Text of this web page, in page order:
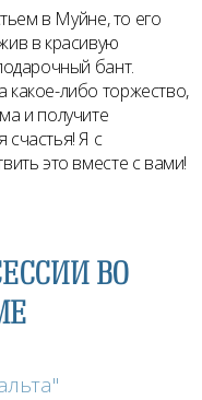
в Муйне, то его
в красивую
бант.
либо торжество,
и получите
счастья! Я с
это вместе с вами!
ВО